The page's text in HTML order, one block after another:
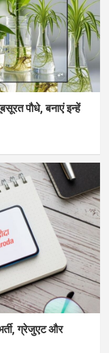
पौधे, बनाएं इन्‍हें
ग्रेजुएट और